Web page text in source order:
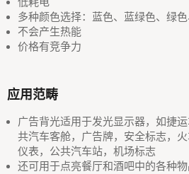
多种颜色选择：蓝色、蓝绿色、绿
不会产生热能
价格有竞争力
应用范畴
广告背光适用于发光显示器，如捷
共汽车客舱，广告牌，安全标志，
仪表，公共汽车站，机场标志
还可用于点亮餐厅和酒吧中的各种物